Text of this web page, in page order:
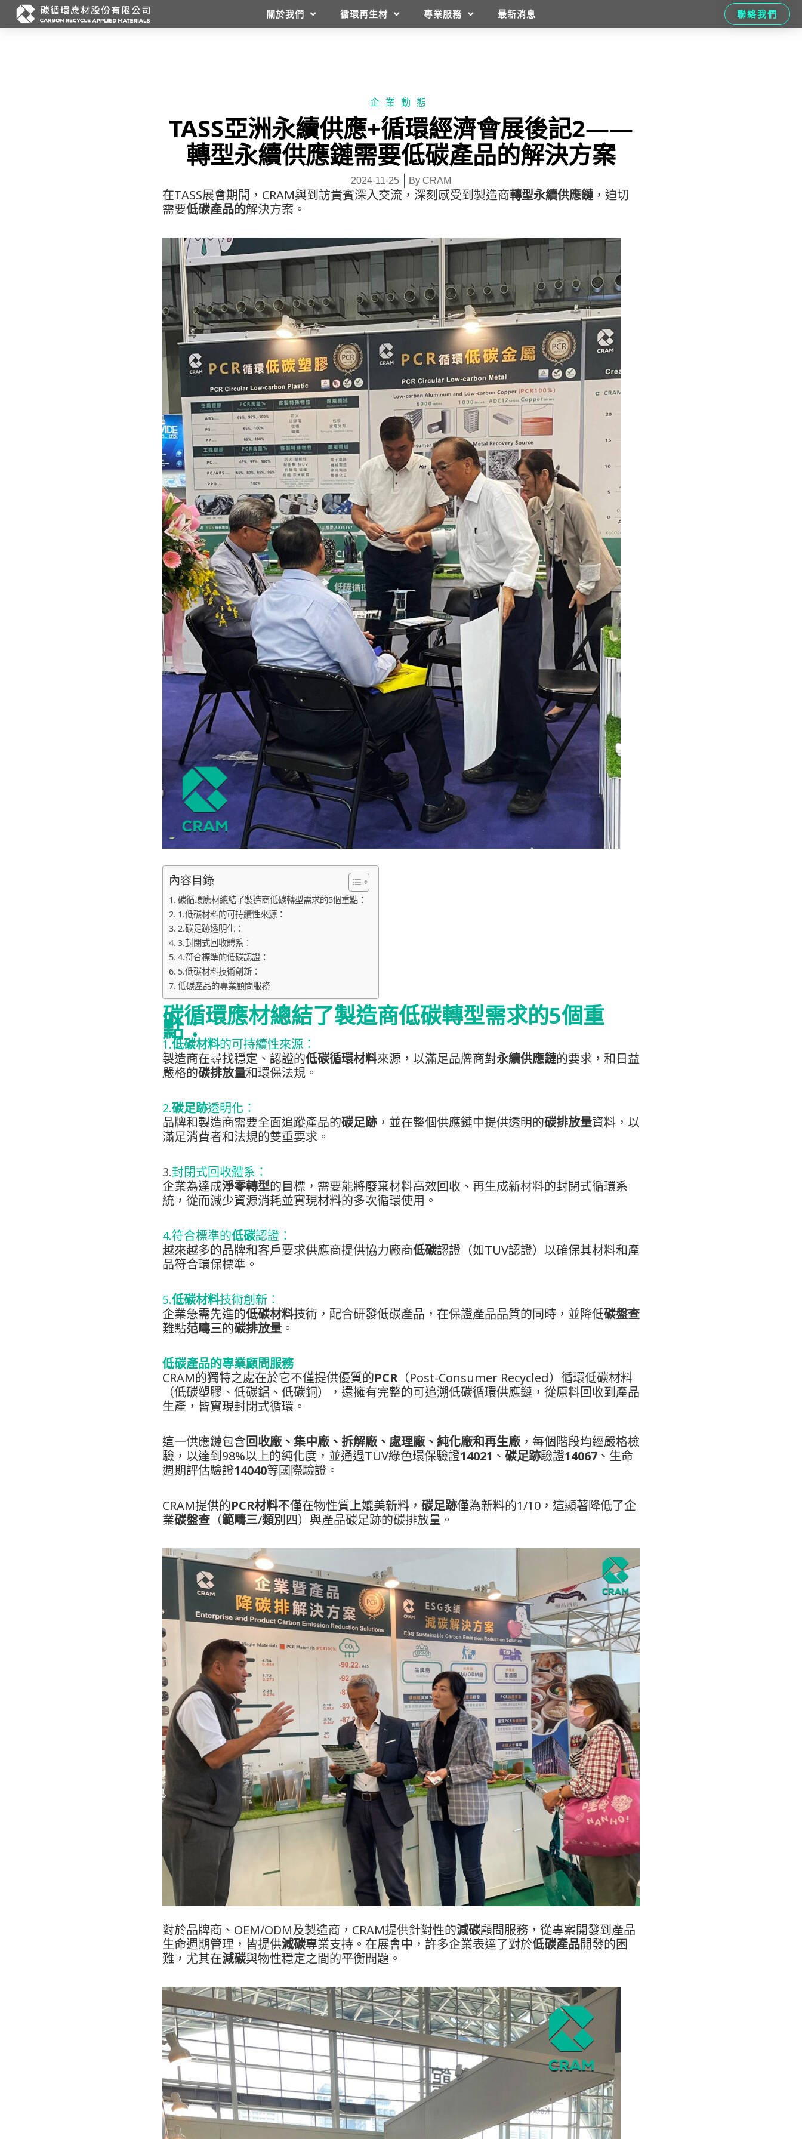
關於我們 循環再生材 專業服務 最新消息 聯絡我們
企業動態
TASS亞洲永續供應+循環經濟會展後記2——
轉型永續供應鏈需要低碳產品的解決方案
2024-11-25 By CRAM
在TASS展會期間，CRAM與到訪貴賓深入交流，深刻感受到製造商轉型永續供應鏈，迫切
需要低碳產品的解決方案。
內容目錄
碳循環應材總結了製造商低碳轉型需求的5個重點：
1.低碳材料的可持續性來源：
2.碳足跡透明化：
3.封閉式回收體系：
4.符合標準的低碳認證：
5.低碳材料技術創新：
低碳產品的專業顧問服務
碳循環應材總結了製造商低碳轉型需求的5個重
點：
1.低碳材料的可持續性來源：
製造商在尋找穩定、認證的低碳循環材料來源，以滿足品牌商對永續供應鏈的要求，和日益
嚴格的碳排放量和環保法規。
2.碳足跡透明化：
品牌和製造商需要全面追蹤產品的碳足跡，並在整個供應鏈中提供透明的碳排放量資料，以
滿足消費者和法規的雙重要求。
3.封閉式回收體系：
企業為達成淨零轉型的目標，需要能將廢棄材料高效回收、再生成新材料的封閉式循環系
統，從而減少資源消耗並實現材料的多次循環使用。
4.符合標準的低碳認證：
越來越多的品牌和客戶要求供應商提供協力廠商低碳認證（如TUV認證）以確保其材料和產
品符合環保標準。
5.低碳材料技術創新：
企業急需先進的低碳材料技術，配合研發低碳產品，在保證產品品質的同時，並降低碳盤查
難點范疇三的碳排放量 。
低碳產品的專業顧問服務
CRAM的獨特之處在於它不僅提供優質的PCR（Post-Consumer Recycled）循環低碳材料
（低碳塑膠、低碳鋁、低碳銅），還擁有完整的可追溯低碳循環供應鏈，從原料回收到產品
生產，皆實現封閉式循環。
這一供應鏈包含回收廠、集中廠、拆解廠、處理廠、純化廠和再生廠，每個階段均經嚴格檢
驗，以達到98%以上的純化度，並通過TÜV綠色環保驗證14021 、 碳足跡驗證14067 、生命
週期評估驗證14040等國際驗證。
CRAM提供的PCR材料不僅在物性質上媲美新料， 碳足跡僅為新料的1/10，這顯著降低了企
業碳盤查 （範疇三/類別四）與產品碳足跡的碳排放量。
對於品牌商、OEM/ODM及製造商，CRAM提供針對性的減碳顧問服務，從專案開發到產品
生命週期管理，皆提供減碳專業支持。在展會中，許多企業表達了對於低碳產品開發的困
難，尤其在減碳與物性穩定之間的平衡問題。